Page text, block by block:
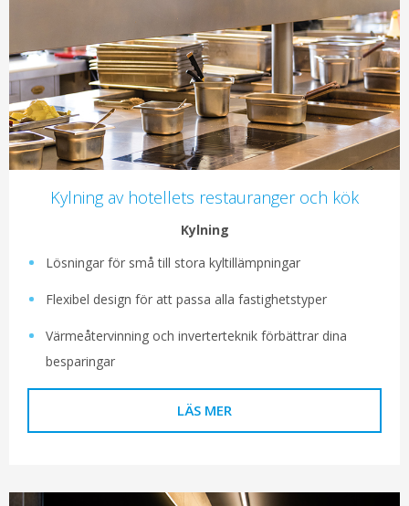
Kylning av hotellets restauranger och kök
Kylning
Lösningar för små till stora kyltillämpningar
Flexibel design för att passa alla fastighetstyper
Värmeåtervinning och inverterteknik förbättrar dina
besparingar
LÄS MER